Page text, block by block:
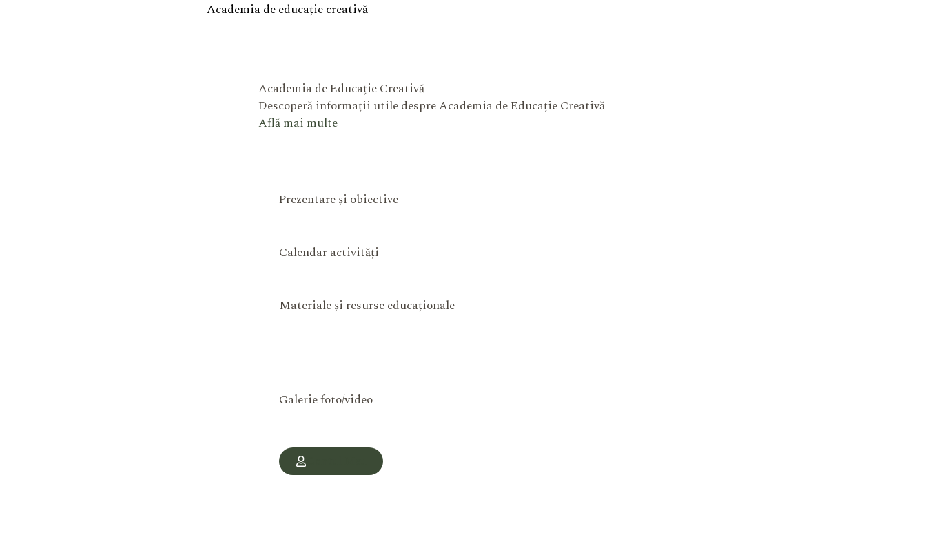
Academia de educație creativă
Academia de Educație Creativă
Descoperă informații utile despre Academia de Educație Creativă
Află mai multe
Prezentare și obiective
Calendar activități
Materiale și resurse educaționale
Galerie foto/video